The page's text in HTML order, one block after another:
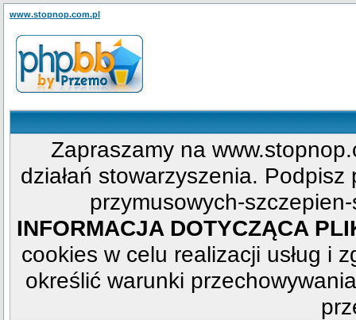
www.stopnop.com.pl
Zapraszamy na
działań stowarzyszenia.
przymusowych-
INFORMACJA DOTYCZĄCA
cookies w celu realizacji usług i
określić warunki